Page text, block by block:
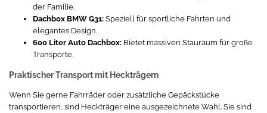
der Familie.
Dachbox BMW G31: Speziell für sportliche Fahrten und
elegantes Design.
600 Liter Auto Dachbox: Bietet massiven Stauraum für große
Transporte.
Praktischer Transport mit Heckträgern
Wenn Sie gerne Fahrräder oder zusätzliche Gepäckstücke
transportieren, sind Heckträger eine ausgezeichnete Wahl. Sie sind